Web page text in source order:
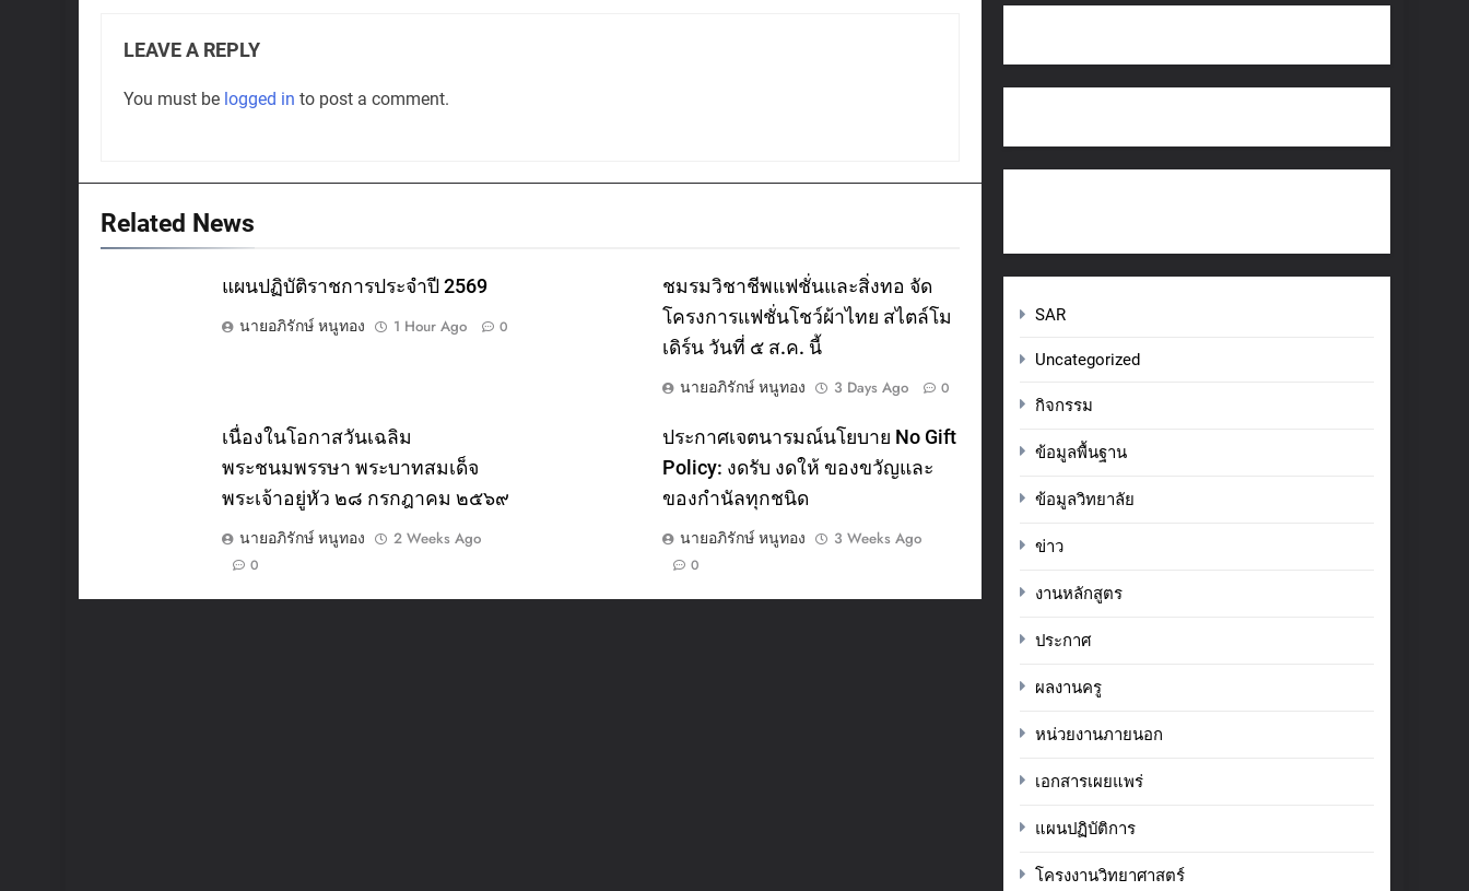
LEAVE A REPLY
You must be logged in to post a comment.
Related News
แผนปฏิบัติราชการประจำปี 2569
นายอภิรักษ์ หนูทอง
1 Hour Ago 0
ชมรมวิชาชีพแฟชั่นและสิ่งทอ จัด
โครงการแฟชั่นโชว์ผ้าไทย สไตล์โม
เดิร์น วันที่ ๕ ส.ค. นี้
นายอภิรักษ์ หนูทอง
3 Days Ago 0
เนื่องในโอกาสวันเฉลิม
พระชนมพรรษา พระบาทสมเด็จ
พระเจ้าอยู่หัว ๒๘ กรกฎาคม ๒๕๖๙
นายอภิรักษ์ หนูทอง
2 Weeks Ago
0
ประกาศเจตนารมณ์นโยบาย No Gift
Policy: งดรับ งดให้ ของขวัญและ
ของกำนัลทุกชนิด
นายอภิรักษ์ หนูทอง
3 Weeks Ago
0
SAR
Uncategorized
กิจกรรม
ข้อมูลพื้นฐาน
ข้อมูลวิทยาลัย
ข่าว
งานหลักสูตร
ประกาศ
ผลงานครู
หน่วยงานภายนอก
เอกสารเผยแพร่
แผนปฏิบัติการ
โครงงานวิทยาศาสตร์